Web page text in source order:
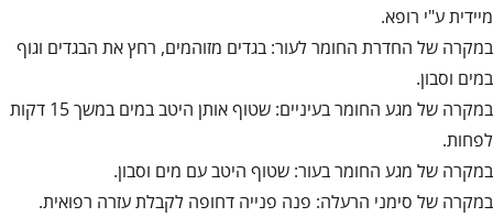
מיידית ע"י רופא.
במקרה של החדרת החומר לעור: בגדים מזוהמים, רחץ את הבגדים וגוף
במים וסבון.
במקרה של מגע החומר בעיניים: שטוף אותן היטב במים במשך 15 דקות
לפחות.
במקרה של מגע החומר בעור: שטוף היטב עם מים וסבון.
במקרה של סימני הרעלה: פנה פנייה דחופה לקבלת עזרה רפואית.